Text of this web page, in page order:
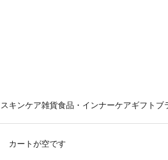
スキンケア雑貨食品・インナーケアギフト ブ
カートが空です